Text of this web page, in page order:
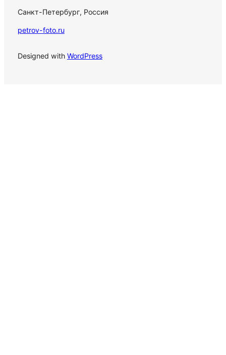
Санкт-Петербург, Россия
petrov-foto.ru
Designed with WordPress